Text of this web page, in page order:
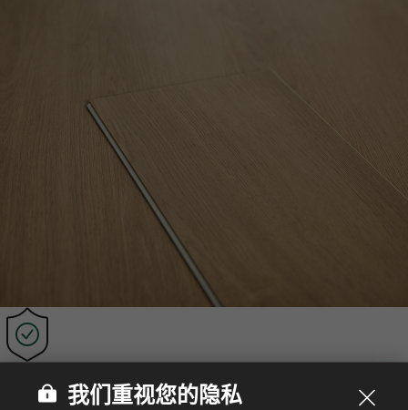
持久稳定性‌
HFLOR SPC具备卓越的尺寸稳定性，确保材料在从低温到高温
的广泛温度范围内保持形状和尺寸不变。
我们重视您的隐私